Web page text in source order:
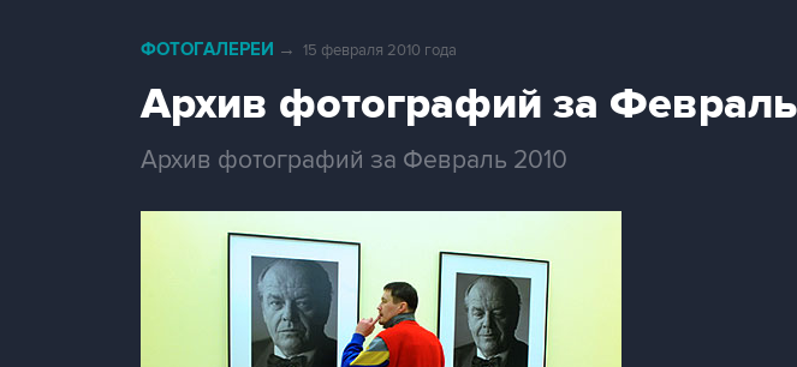
ФОТОГАЛЕРЕИ → 15 февраля 2010 года
Архив фотографий за
Архив фотографий за Февраль 2010